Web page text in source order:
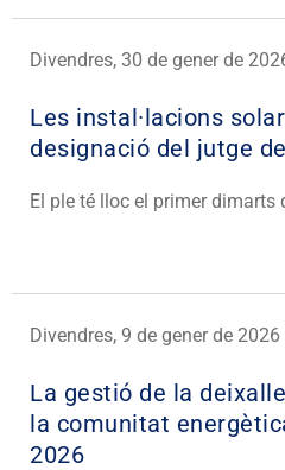
Divendres, 30 de gener de
Les instal·lacions
designació del jutge
El ple té lloc el primer dimarts
Divendres, 9 de gener de 2026
La gestió de la
la comunitat
2026